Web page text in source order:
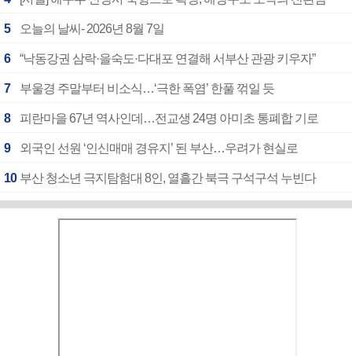
5 오늘의 날씨- 2026년 8월 7일
6 “낙동강권 삼락·을숙도·다대포 연결해 서부산 관광 키우자”
7 부울경 주말부터 비소식…‘극한 폭염’ 한풀 꺾일 듯
8 피란마을 67년 역사인데…전교생 24명 아미초 통폐합 기로
9 외국인 선원 ‘인신매매 경유지’ 된 부산…우려가 현실로
10 부산 청소년 극지탐험대 8인, 열흘간 북극 구석구석 누빈다